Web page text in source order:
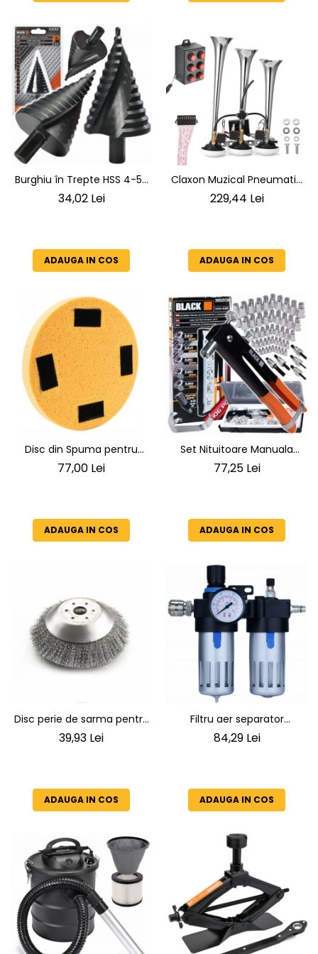
Burghiu în Trepte HSS 4-52
mm BLACK, Oțel Rapid
34,02 Lei
ADAUGA IN COS
Claxon Muzical Pneumatic
145 dB | 3 Goarne Cromate
229,44 Lei
ADAUGA IN COS
Disc din Spuma pentru
Masina de Slefuit si Finisat
77,00 Lei
ADAUGA IN COS
Set Nituitoare Manuala
Profesionala pentru Piulite
77,25 Lei
ADAUGA IN COS
Disc perie de sarma pentru
motocoasa
39,93 Lei
ADAUGA IN COS
Filtru aer separator
decantor, cu suport
84,29 Lei
ADAUGA IN COS